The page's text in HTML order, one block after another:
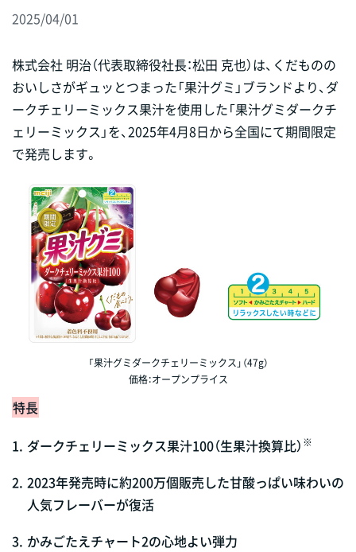
2025/04/01
株式会社 明治（代表取締役社長：松田 克也）は、くだものの
おいしさがギュッとつまった「果汁グミ」ブランドより、ダ
ークチェリーミックス果汁を使用した「果汁グミダークチ
ェリーミックス」を、2025年4月8日から全国にて期間限定
で発売します。
「果汁グミダークチェリーミックス」（47g）
価格：オープンプライス
特長
1. ダークチェリーミックス果汁100（生果汁換算比） ※
2. 2023年発売時に約200万個販売した甘酸っぱい味わいの
人気フレーバーが復活
3. かみごたえチャート2の心地よい弾力